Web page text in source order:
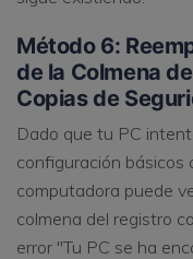
Método 6:
de la Colmena
Copias de
Dado que tu PC
configuración básicos
computadora puede
colmena del registro
error "Tu PC se ha